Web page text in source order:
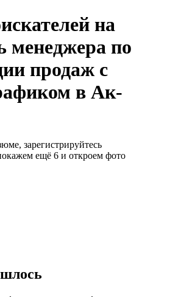
на
менеджера по
продаж с
в Ак-
зарегистрируйтесь
ещё 6 и откроем фото